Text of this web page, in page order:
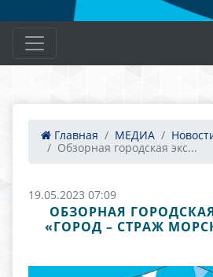
Главная МЕДИА
Обзорная городская экс...
19.05.2023 07:09
ОБЗОРНАЯ
«ГОРОД – СТРАЖ